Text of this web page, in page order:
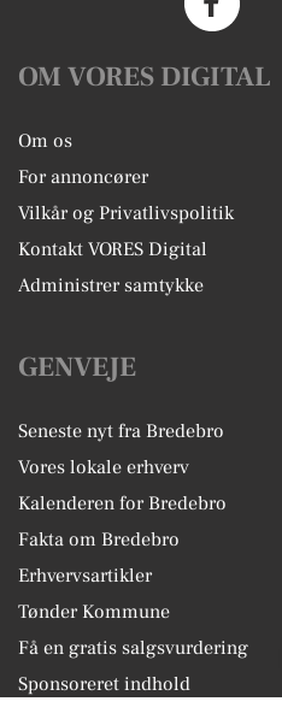
OM VORES DIGITAL
Om os
For annoncører
Vilkår og Privatlivspolitik
Kontakt VORES Digital
Administrer samtykke
GENVEJE
Seneste nyt fra Bredebro
Vores lokale erhverv
Kalenderen for Bredebro
Fakta om Bredebro
Erhvervsartikler
Tønder Kommune
Få en gratis salgsvurdering
Sponsoreret indhold